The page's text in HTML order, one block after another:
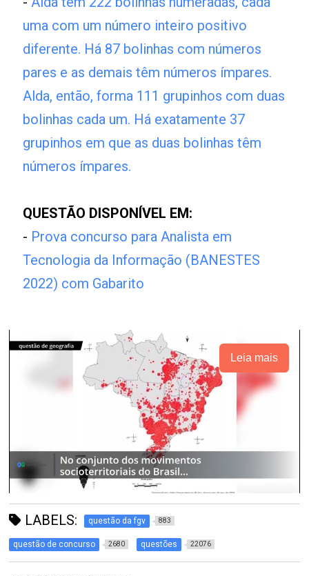
uma com um número inteiro positivo
diferente. Há 87 bolinhas com números
pares e as demais têm números ímpares.
Alda, então, forma 111 grupinhos com duas
bolinhas cada um. Há exatamente 37
grupinhos em que as duas bolinhas têm
números ímpares.
QUESTÃO DISPONÍVEL EM:
- Prova concurso para Analista em
Tecnologia da Informação (BANESTES
2022) com Gabarito
Leia mais
LABELS: questão da fgv 883
questão de concurso 2680 questões 22076